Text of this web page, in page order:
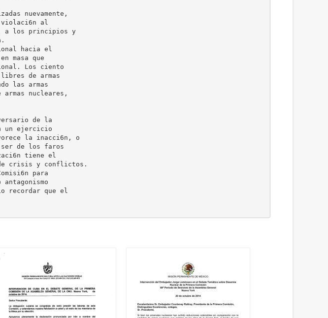
nuevamente,
violaci6n al
a los principios y
hacia el
masa que
Los ciento
de armas
las armas
nucleares,
de la
un ejercicio
la inacci6n, o
de los faros
tiene el
crisis y conflictos.
para
recordar que el